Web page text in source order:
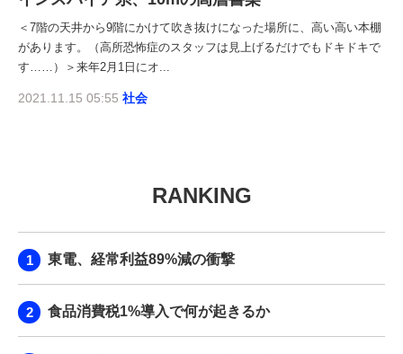
＜7階の天井から9階にかけて吹き抜けになった場所に、高い高い本棚
があります。（高所恐怖症のスタッフは見上げるだけでもドキドキで
す……）＞来年2月1日にオ...
2021.11.15 05:55 社会
RANKING
東電、経常利益89%減の衝撃
食品消費税1%導入で何が起きるか